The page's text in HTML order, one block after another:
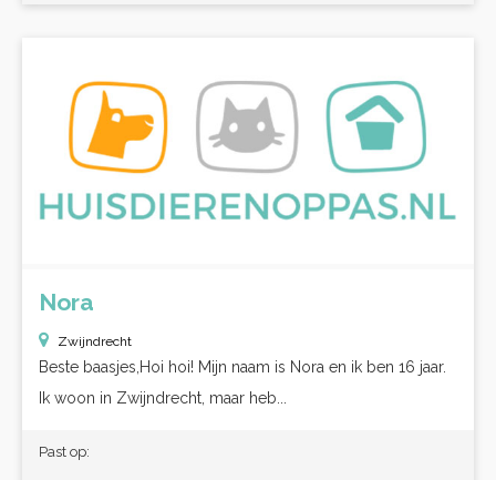
Nora
Zwijndrecht
Beste baasjes,Hoi hoi! Mijn naam is Nora en ik ben 16 jaar.
Ik woon in Zwijndrecht, maar heb...
Past op: